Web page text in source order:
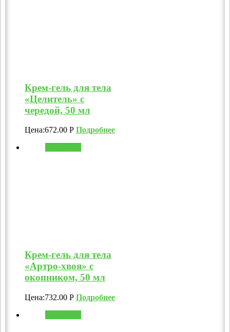
Крем-гель для тела
«Целитель» с
чередой, 50 мл
Цена:672.00 Р Подробнее
Крем-гель для тела
«Артро-хвоя» с
окопником, 50 мл
Цена:732.00 Р Подробнее